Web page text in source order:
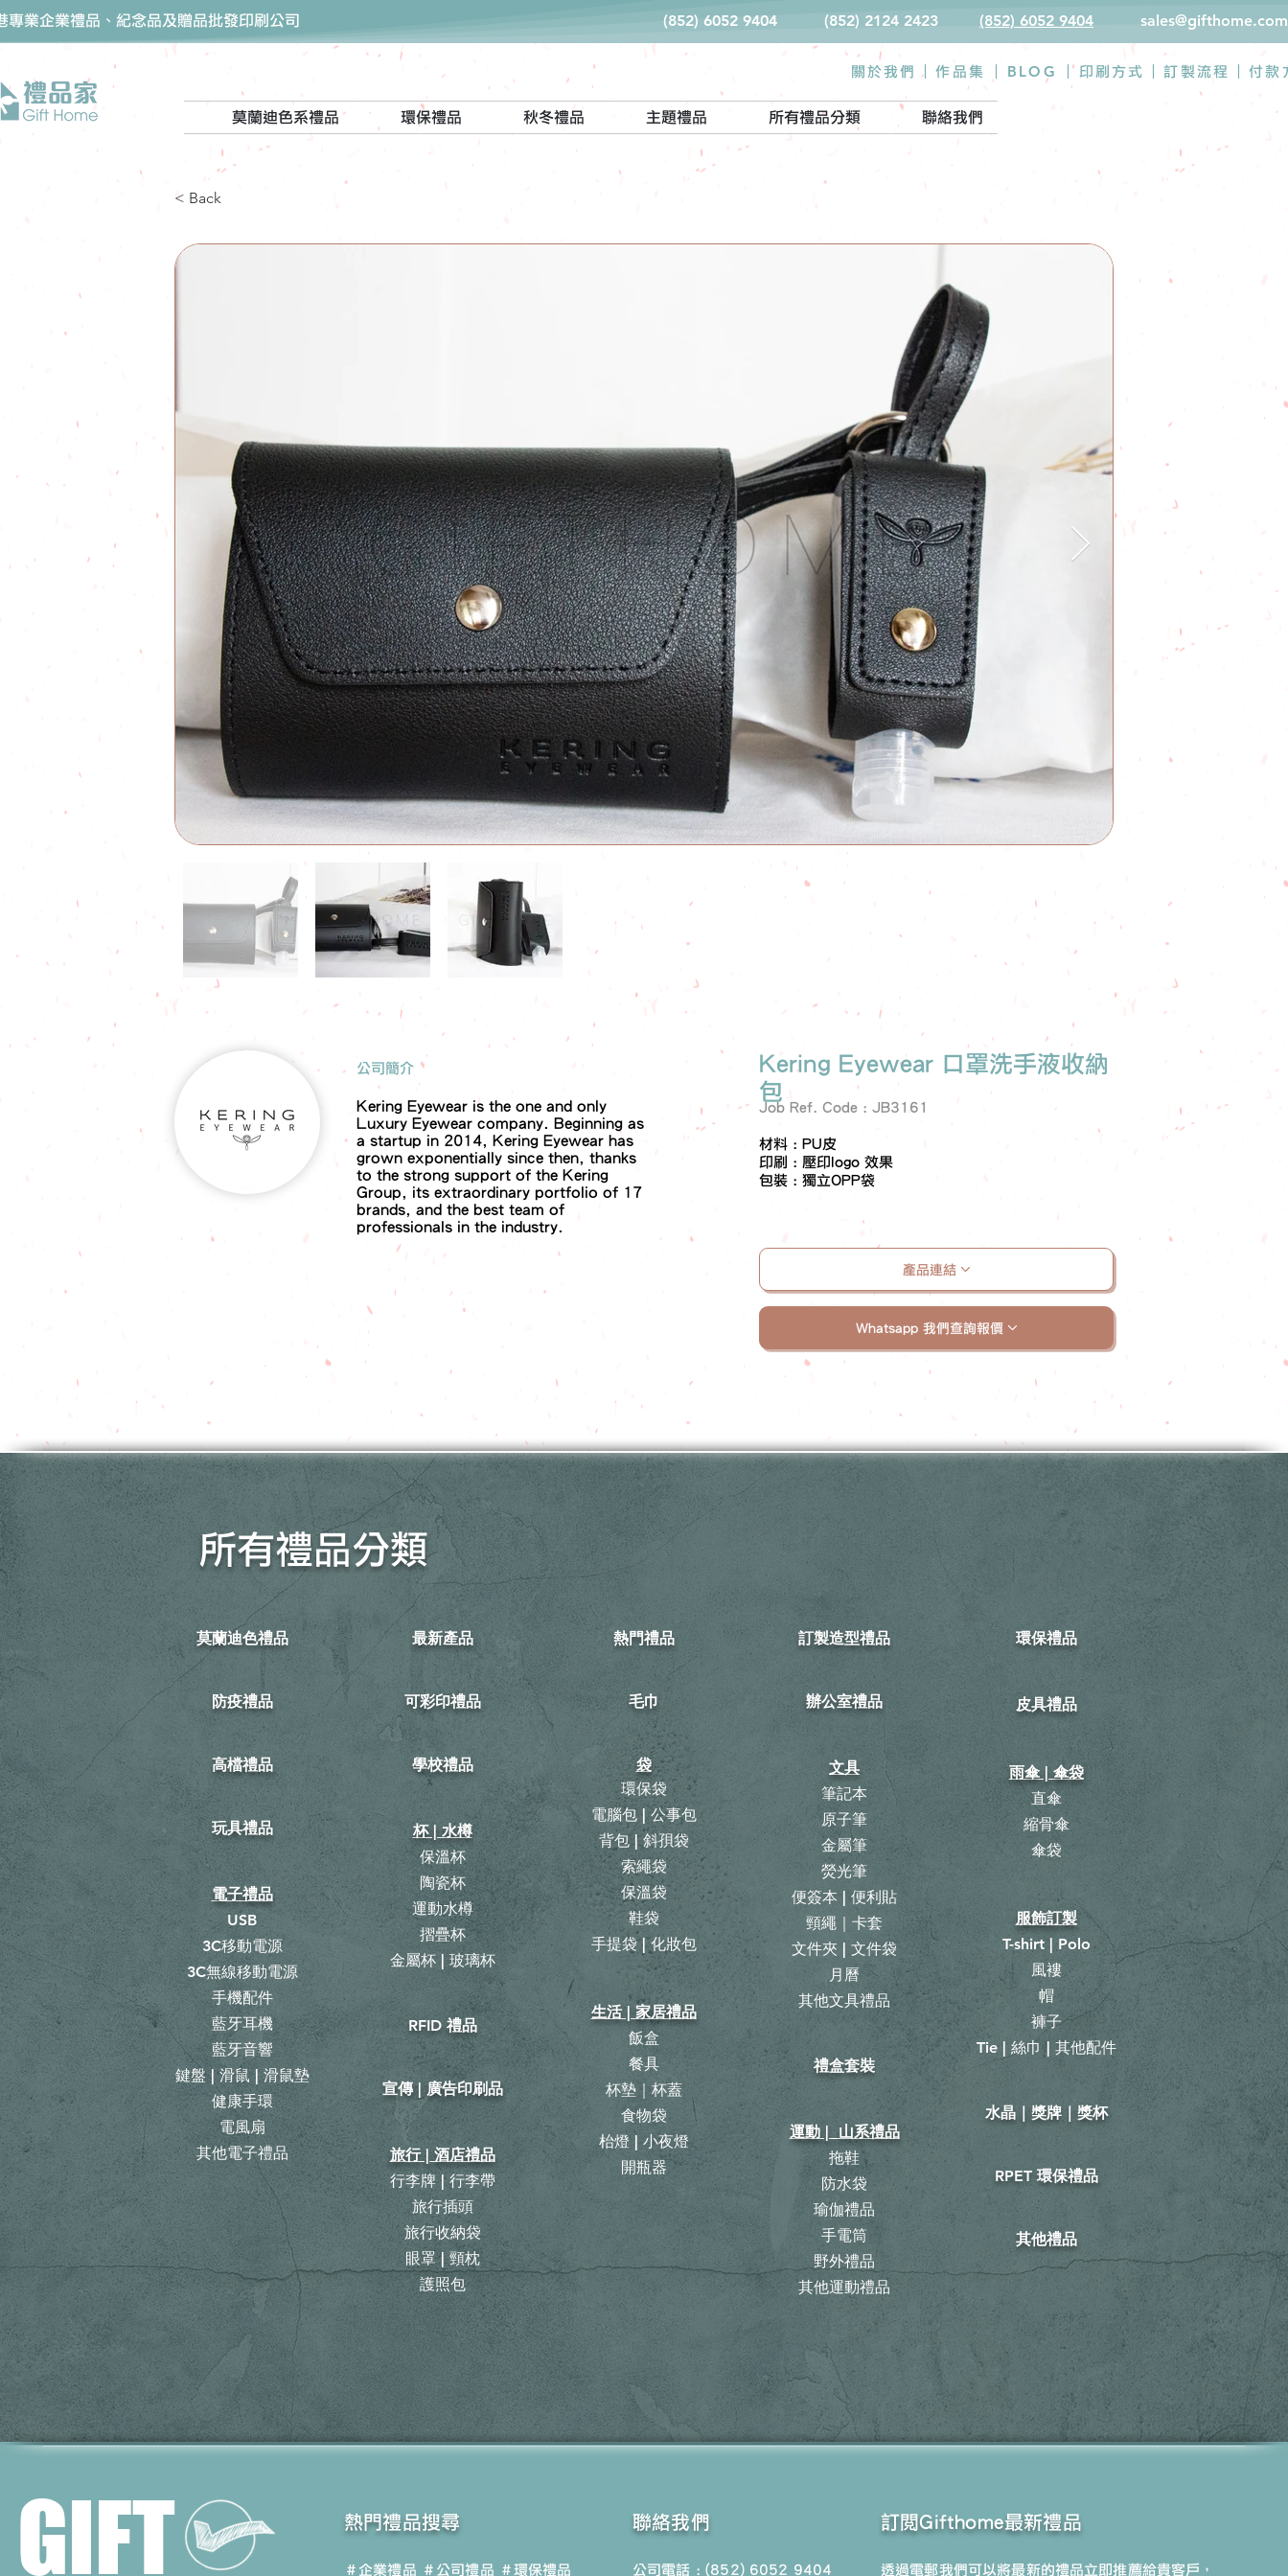
專業企業禮品、紀念品及贈品批發印刷公司 (852) 6052 9404 (852) 2124 2423 (852) 6052 9404
關於我們 | 作品集 BLOG | 印刷方式 |訂製流程 付款
莫蘭迪色系禮品 環保禮品 秋冬禮品 主題禮品 所有禮品分類 聯絡我們
< Back
​公司簡介
Kering Eyewear is the one and only
Luxury Eyewear company. Beginning as
a startup in 2014, Kering Eyewear has
grown exponentially since then, thanks
to the strong support of the Kering
Group, its extraordinary portfolio of 17
brands, and the best team of
professionals in the industry.
Kering Eyewear 口罩洗手液收納
包
Job Ref. Code : JB3161
材料 : PU皮
印刷 : 壓印logo 效果
包裝 : 獨立OPP袋
產品連結
Whatsapp 我們查詢報價
所有禮品分類
最新產品
​可彩印禮品
學校禮品
杯 | 水樽
保溫杯
陶瓷杯
運動水樽
摺疊杯
金屬杯 | 玻璃杯
RFID 禮品
宣傳 | 廣告印刷品
旅行 | 酒店禮品
行李牌 | 行李帶
旅行插頭
​旅行收納袋
眼罩 | 頸枕
護照包
莫蘭迪色禮品
防疫禮品
高檔禮品
玩具禮品
電子禮品
USB
3C移動電源
3C無線移動電源
手機配件
藍牙耳機
藍牙音響
鍵盤 | 滑鼠 | 滑鼠墊
健康手環
電風扇
其他電子禮品
熱門禮品
毛巾
袋
環保袋
電腦包 | 公事包
背包|斜孭袋
​索繩袋
保溫袋
鞋袋
手提袋 | 化妝包
生活 | 家居禮品
飯盒
餐具
杯墊｜杯蓋
食物袋
枱燈 | 小夜燈
開瓶器
訂製造型禮品
​辦公室禮品
文具
筆記本
原子筆
金屬筆
熒光筆
便簽本 | 便利貼
頸繩｜卡套
文件夾 | 文件袋
月曆
​其他文具禮品
禮盒套裝
運動 | 山系禮品
拖鞋
防水袋
瑜伽禮品
手電筒
野外禮品
其他運動禮品
環保禮品
皮具禮品
雨傘 | 傘袋
直傘
縮骨傘
​傘袋
服飾訂製
T-shirt | Polo
風褸
帽
褲子
Tie | 絲巾 | 其他配件
​水晶｜獎牌｜獎杯
RPET 環保禮品
其他禮品
GIFT ​熱門禮品搜尋
＃企業禮品 ＃公司禮品 ＃環保禮品
聯絡我們
公司電話 : (852) 6052 9404
訂閱Gifthome最新禮品
透過電郵我們可以將最新的禮品立即推薦給貴客戶，